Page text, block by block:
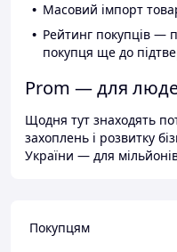
Масовий імпорт
Рейтинг покупців —
покупця ще до
Prom — для
Щодня тут знаходять
захоплень і розвитку
України — для
Покупцям